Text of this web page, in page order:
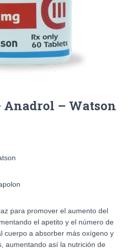
– Watson
para promover el aumento del
el apetito y el número de
cuerpo a absorber más oxígeno y
aumentando así la nutrición de